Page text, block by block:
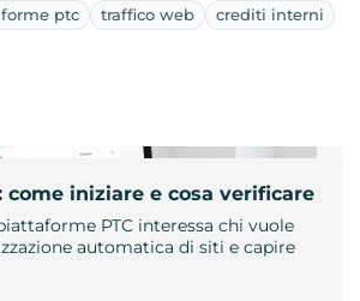
ptc traffico web crediti interni
come iniziare e cosa verificare
PTC interessa chi vuole
automatica di siti e capire